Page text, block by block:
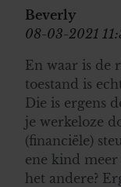
Beverly
08-03-2021
En waar is de
toestand is
Die is ergens
je werkeloze
(financiële)
ene kind
het andere?